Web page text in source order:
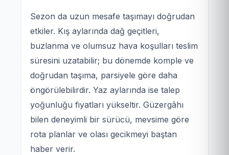
Sezon da uzun mesafe taşımayı doğrudan
etkiler. Kış aylarında dağ geçitleri,
buzlanma ve olumsuz hava koşulları teslim
süresini uzatabilir; bu dönemde komple ve
doğrudan taşıma, parsiyele göre daha
öngörülebilirdir. Yaz aylarında ise talep
yoğunluğu fiyatları yükseltir. Güzergâhı
bilen deneyimli bir sürücü, mevsime göre
rota planlar ve olası gecikmeyi baştan
haber verir.